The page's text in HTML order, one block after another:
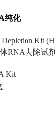
纯化
Kit
RNA去除试
Kit